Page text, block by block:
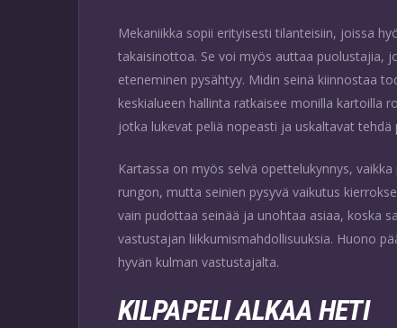
Mekaniikka sopii erityisesti tilanteisiin, joissa
takaisinottoa. Se voi myös auttaa puolustajia,
eteneminen pysähtyy. Midin seinä kiinnostaa
keskialueen hallinta ratkaisee monilla kartoilla
jotka lukevat peliä nopeasti ja uskaltavat
Kartassa on myös selvä opettelukynnys,
rungon, mutta seinien pysyvä vaikutus
vain pudottaa seinää ja unohtaa asiaa, koska
vastustajan liikkumismahdollisuuksia. Huono
hyvän kulman vastustajalta.
KILPAPELI ALKAA HETI